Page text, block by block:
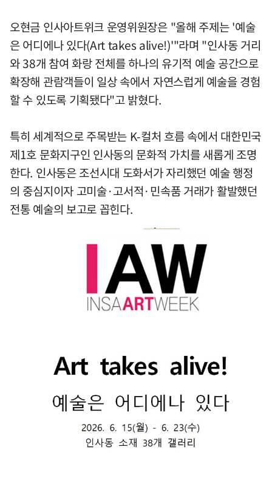
오현금 인사아트위크 운영위원장은 "올해 주제는 '예술
은 어디에나 있다(Art takes alive!)'"라며 "인사동 거리
와 38개 참여 화랑 전체를 하나의 유기적 예술 공간으로
확장해 관람객들이 일상 속에서 자연스럽게 예술을 경험
할 수 있도록 기획됐다"고 밝혔다.
특히 세계적으로 주목받는 K-컬처 흐름 속에서 대한민국
제1호 문화지구인 인사동의 문화적 가치를 새롭게 조명
한다. 인사동은 조선시대 도화서가 자리했던 예술 행정
의 중심지이자 고미술·고서적·민속품 거래가 활발했던
전통 예술의 보고로 꼽힌다.